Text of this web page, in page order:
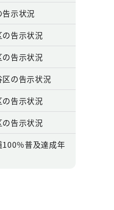
告示状況
の告示状況
の告示状況
区の告示状況
の告示状況
の告示状況
100％普及達成年